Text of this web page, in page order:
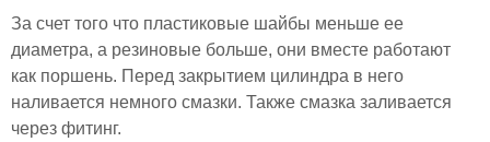
За счет того что пластиковые шайбы меньше ее
диаметра, а резиновые больше, они вместе работают
как поршень. Перед закрытием цилиндра в него
наливается немного смазки. Также смазка заливается
через фитинг.